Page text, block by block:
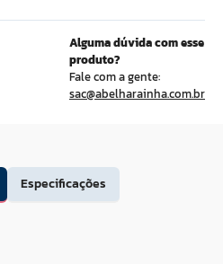
Alguma dúvida com esse
produto?
Fale com a gente:
sac@abelharainha.com.br
Especificações